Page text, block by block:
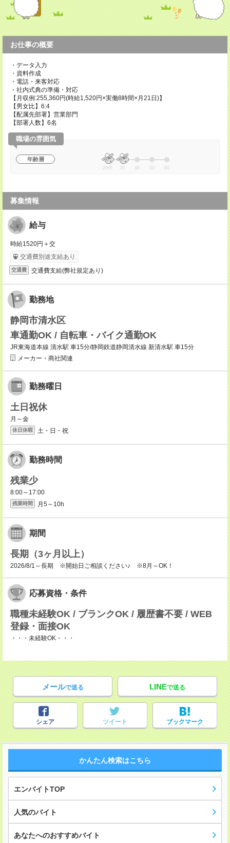
お仕事の概要
・データ入力
・資料作成
・電話・来客対応
・社内式典の準備・対応
【月収例:255,360円(時給1,520円×実働8時間×月21日)】
【男女比】6:4
【配属先部署】営業部門
【部署人数】6名
職場の雰囲気
年齢層
20代 30 40 50 60
募集情報
給与
時給1520円＋交
交通費別途支給あり
交通費 交通費支給(弊社規定あり)
勤務地
静岡市清水区
車通勤OK / 自転車・バイク通勤OK
JR東海道本線 清水駅 車15分/静岡鉄道静岡清水線 新清水駅 車15分
メーカー・商社関連
勤務曜日
土日祝休
月～金
休日休暇 土・日・祝
勤務時間
残業少
8:00～17:00
残業時間 月5～10h
期間
長期（3ヶ月以上）
2026/8/1～長期 ※開始日ご相談ください♪ ※8月～OK！
応募資格・条件
職種未経験OK / ブランクOK / 履歴書不要 / WEB
登録・面接OK
・・・未経験OK・・・
メールで送る LINEで送る
シェア ツイート ブックマーク
かんたん検索はこちら
エンバイトTOP
人気のバイト
あなたへのおすすめバイト